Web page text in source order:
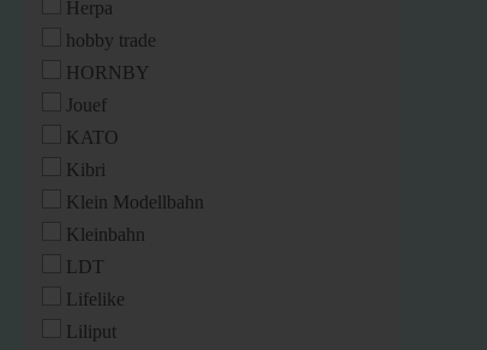
Herpa
hobby trade
HORNBY
Jouef
KATO
Kibri
Klein Modellbahn
Kleinbahn
LDT
Lifelike
Liliput